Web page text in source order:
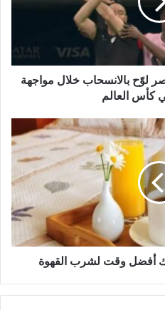
لوّح بالانسحاب خلال مواجهة
كأس العالم
أفضل وقت لشرب القهوة